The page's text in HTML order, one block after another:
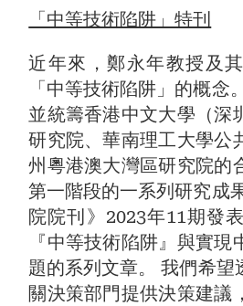
「中等技術陷阱」特刊
近年來，鄭永年教授及
「中等技術陷阱」的概念
並統籌香港中文大學（深
研究院、華南理工大學公
州粵港澳大灣區研究院的
第一階段的一系列研究成
院院刊》2023年11期發
『中等技術陷阱』與實
題的系列文章。 我們希望
關決策部門提供決策建議